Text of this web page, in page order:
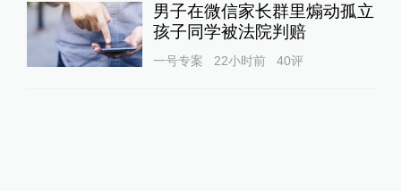
男子在微信家长群里煽动孤立
孩子同学被法院判赔
一号专案 22小时前 40评